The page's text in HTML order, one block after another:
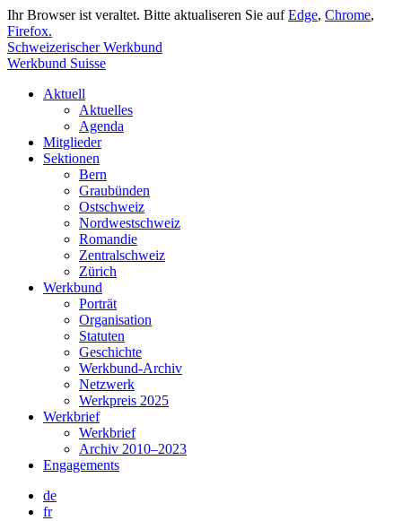
Ihr Browser ist veraltet. Bitte aktualiseren Sie aufEdge, Chrome,
Firefox.
Schweizerischer Werkbund
Werkbund Suisse
Aktuell
Aktuelles
Agenda
Mitglieder
Sektionen
Bern
Graubünden
Ostschweiz
Nordwestschweiz
Romandie
Zentralschweiz
Zürich
Werkbund
Porträt
Organisation
Statuten
Geschichte
Werkbund-Archiv
Netzwerk
Werkpreis 2025
Werkbrief
Werkbrief
Archiv 2010–2023
Engagements
de
fr